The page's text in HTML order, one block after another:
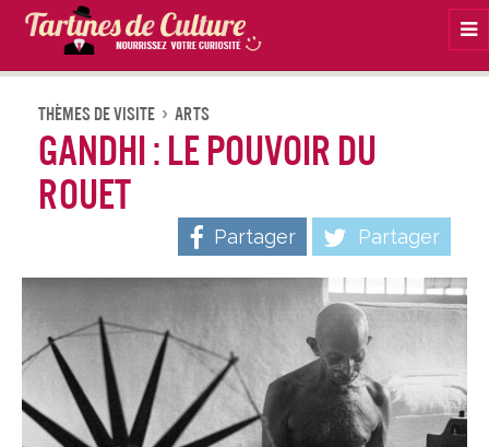
Thèmes De Visite Arts
Gandhi : le pouvoir du
rouet
Partager Partager